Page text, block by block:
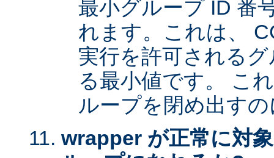
最小グループ ID 番
れます。これは、
実行を許可される
る最小値です。 こ
ループを閉め出す
wrapper が正常に対